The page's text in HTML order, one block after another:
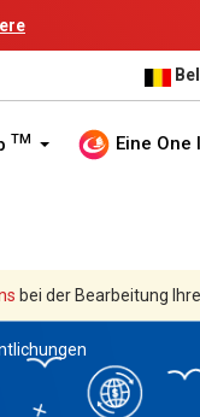
TM Eine One
bei der Bearbeitung